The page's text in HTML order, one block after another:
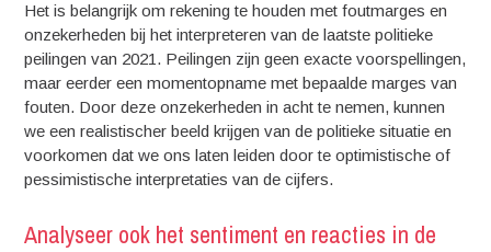
Het is belangrijk om rekening te houden met foutmarges en
onzekerheden bij het interpreteren van de laatste politieke
peilingen van 2021. Peilingen zijn geen exacte voorspellingen,
maar eerder een momentopname met bepaalde marges van
fouten. Door deze onzekerheden in acht te nemen, kunnen
we een realistischer beeld krijgen van de politieke situatie en
voorkomen dat we ons laten leiden door te optimistische of
pessimistische interpretaties van de cijfers.
Analyseer ook het sentiment en reacties in de